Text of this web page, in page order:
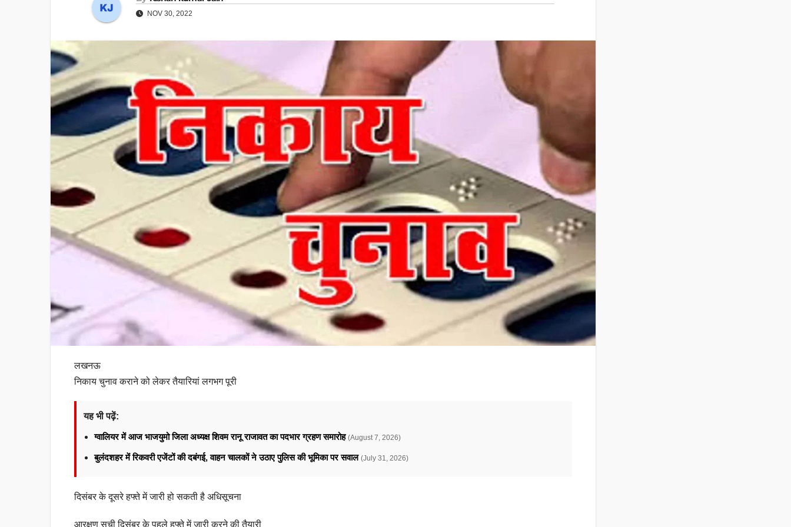
NOV 30, 2022
लखनऊ
निकाय चुनाव कराने को लेकर तैयारियां लगभग पूरी
यह भी पढ़ें:
ग्वालियर में आज भाजयुमो जिला अध्यक्ष शिवम रानू राजावत का पदभार ग्रहण समारोह (August 7, 2026)
बुलंदशहर में रिकवरी एजेंटों की दबंगई, वाहन चालकों ने उठाए पुलिस की भूमिका पर सवाल (July 31, 2026)
दिसंबर के दूसरे हफ्ते में जारी हो सकती है अधिसूचना
आरक्षण सूची दिसंबर के पहले हफ्ते में जारी करने की तैयारी